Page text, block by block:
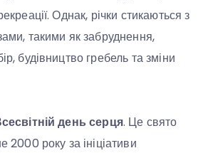
Однак, річки стикаються з
такими як забруднення,
будівництво гребель та зміни
день серця. Це свято
2000 року за ініціативи